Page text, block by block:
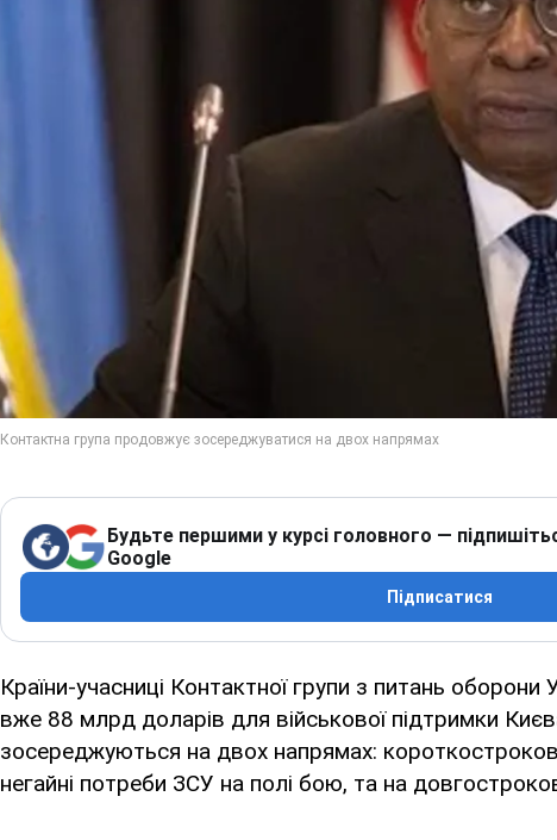
Будьте першими у курсі головного —
Google
Підписатися
Країни-учасниці Контактної групи з питань оборони
вже 88 млрд доларів для військової підтримки
зосереджуються на двох напрямах:
негайні потреби ЗСУ на полі бою, та на